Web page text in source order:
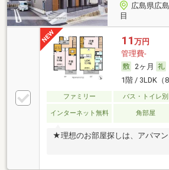
広島県広
目
11 万円
管理費-
2ヶ月
1階 / 3LDK（
ファミリー バス・トイレ別
インターネット無料 角部屋
★理想のお部屋探しは、アパマン